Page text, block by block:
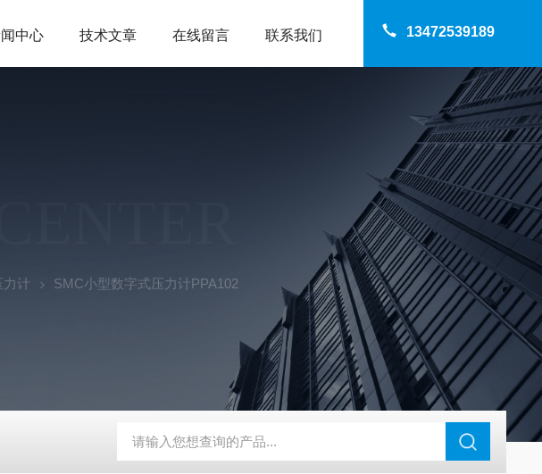
13472539189
中心 技术文章 在线留言 联系我们
力计 SMC小型数字式压力计PPA102
Mindman电磁阀MVSD-180-4E1-AC220V 麦特沃克